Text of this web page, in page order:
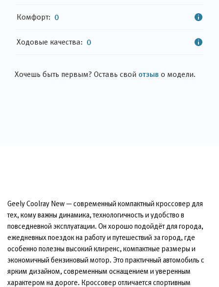
Хочешь быть первым? Оставь свой отзыв о модели.
Комфорт: 0
Ходовые качества: 0
Geely Coolray New — современный компактный кроссовер для
тех, кому важны динамика, технологичность и удобство в
повседневной эксплуатации. Он хорошо подойдёт для города,
ежедневных поездок на работу и путешествий за город, где
особенно полезны высокий клиренс, компактные размеры и
экономичный бензиновый мотор. Это практичный автомобиль с
ярким дизайном, современным оснащением и уверенным
характером на дороге. Кроссовер отличается спортивным